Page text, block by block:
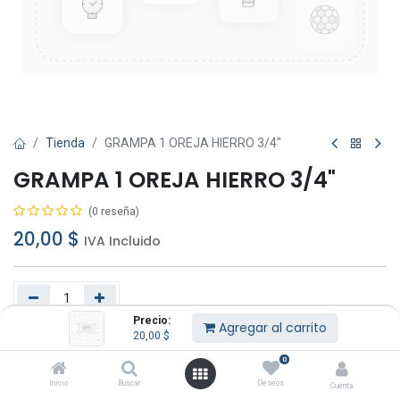
Precio:
20,00 $ Agregar al carrito
Inicio Buscar
0
Deseos Cuenta
Tienda GRAMPA 1 OREJA HIERRO 3/4"
GRAMPA 1 OREJA HIERRO 3/4"
(0 reseña)
20,00 $ IVA Incluido
Agregar al carrito Comprar ahora
Añadir a lista de deseos